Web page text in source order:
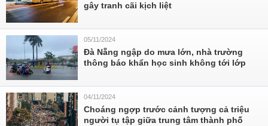
gây tranh cãi kịch liệt
05/11/2024
Đà Nẵng ngập do mưa lớn, nhà trường
thông báo khẩn học sinh không tới lớp
04/11/2024
Choáng ngợp trước cảnh tượng cả triệu
người tụ tập giữa trung tâm thành phố